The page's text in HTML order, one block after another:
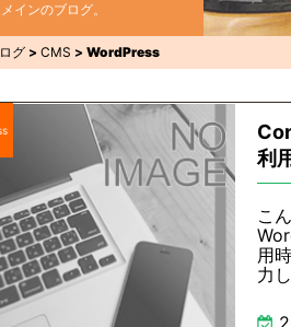
インのブログ。
グ > CMS > WordPress
利
こ
用
力